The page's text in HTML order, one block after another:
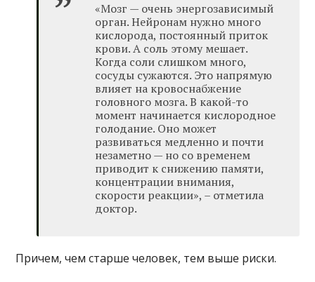
«Мозг — очень энергозависимый
орган. Нейронам нужно много
кислорода, постоянный приток
крови. А соль этому мешает.
Когда соли слишком много,
сосуды сужаются. Это напрямую
влияет на кровоснабжение
головного мозга. В какой-то
момент начинается кислородное
голодание. Оно может
развиваться медленно и почти
незаметно — но со временем
приводит к снижению памяти,
концентрации внимания,
скорости реакции», – отметила
доктор.
Причем, чем старше человек, тем выше риски.